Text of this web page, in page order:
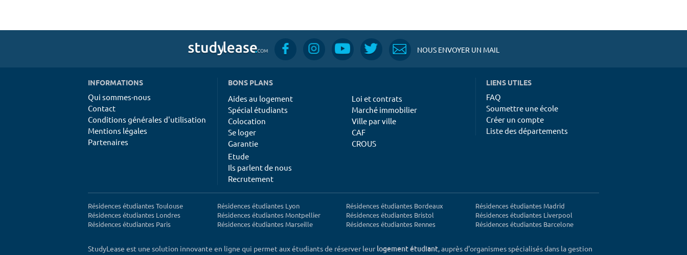
NOUS ENVOYER UN MAIL
INFORMATIONS
Qui sommes-nous
Contact
Conditions générales d'utilisation
Mentions légales
Partenaires
BONS PLANS
Aides au logement
Spécial étudiants
Colocation
Se loger
Garantie
Loi et contrats
Marché immobilier
Ville par ville
CAF
CROUS
Etude
Ils parlent de nous
Recrutement
LIENS UTILES
FAQ
Soumettre une école
Créer un compte
Liste des départements
Résidences étudiantes Toulouse
Résidences étudiantes Londres
Résidences étudiantes Paris
Résidences étudiantes Lyon
Résidences étudiantes Montpellier
Résidences étudiantes Marseille
Résidences étudiantes Bordeaux
Résidences étudiantes Bristol
Résidences étudiantes Rennes
Résidences étudiantes Madrid
Résidences étudiantes Liverpool
Résidences étudiantes Barcelone
StudyLease est une solution innovante en ligne qui permet aux étudiants de réserver leurlogement étudiant, auprès d'organismes spécialisés dans la gestion